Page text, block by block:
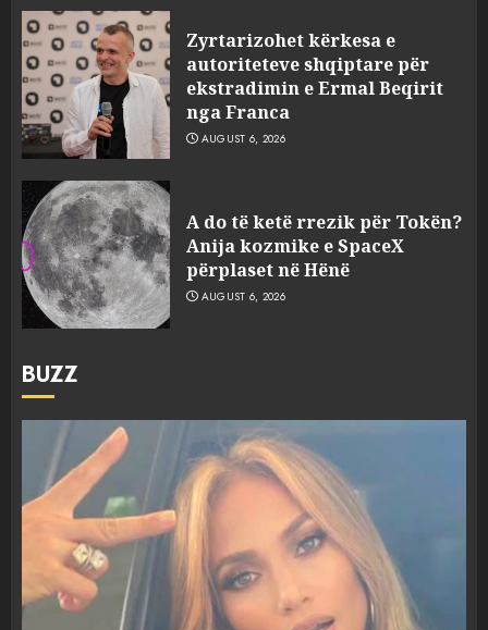
Zyrtarizohet kërkesa e
autoriteteve shqiptare për
ekstradimin e Ermal Beqirit
nga Franca
AUGUST 6, 2026
A do të ketë rrezik për Tokën?
Anija kozmike e SpaceX
përplaset në Hënë
AUGUST 6, 2026
BUZZ